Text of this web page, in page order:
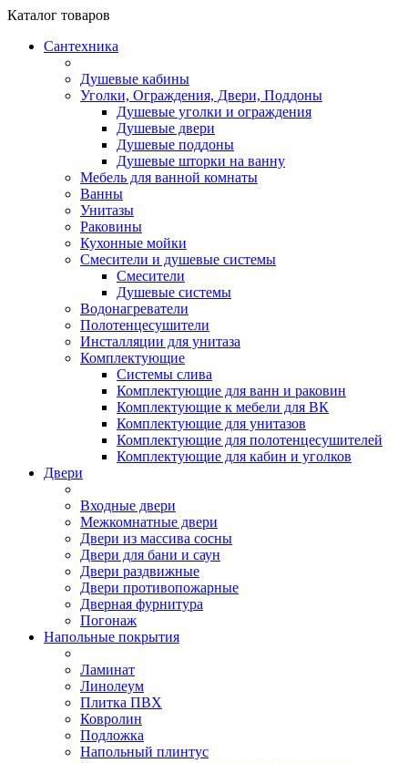
Каталог товаров
Сантехника
Душевые кабины
Уголки, Ограждения, Двери, Поддоны
Душевые уголки и ограждения
Душевые двери
Душевые поддоны
Душевые шторки на ванну
Мебель для ванной комнаты
Ванны
Унитазы
Раковины
Кухонные мойки
Смесители и душевые системы
Смесители
Душевые системы
Водонагреватели
Полотенцесушители
Инсталляции для унитаза
Комплектующие
Системы слива
Комплектующие для ванн и раковин
Комплектующие к мебели для ВК
Комплектующие для унитазов
Комплектующие для полотенцесушителей
Комплектующие для кабин и уголков
Двери
Входные двери
Межкомнатные двери
Двери из массива сосны
Двери для бани и саун
Двери раздвижные
Двери противопожарные
Дверная фурнитура
Погонаж
Напольные покрытия
Ламинат
Линолеум
Плитка ПВХ
Ковролин
Подложка
Напольный плинтус